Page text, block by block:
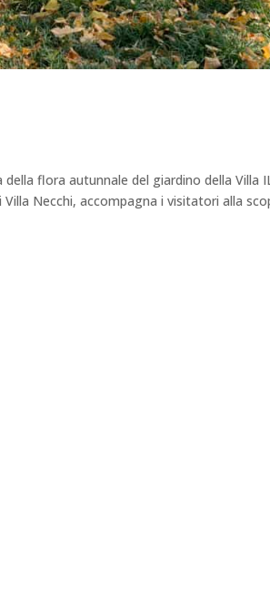
flora autunnale del giardino della Villa
Villa Necchi, accompagna i visitatori alla